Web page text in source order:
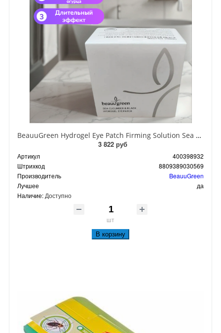
BeauuGreen Hydrogel Eye Patch Firming Solution Sea Cocumber & Black Гидрогелевые патчи для кожи вокруг глаз с экстрактом черного морского огурца 60 шт 90 гр
3 822 руб
Артикул
400398932
Штрихкод
8809389030569
Производитель
BeauuGreen
Лучшее
да
Наличие: Доступно
шт
В корзину